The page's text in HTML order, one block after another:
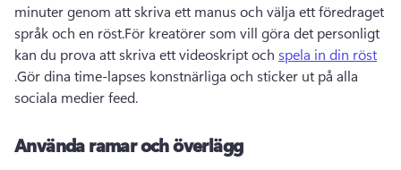
minuter genom att skriva ett manus och välja ett föredraget
språk och en röst.För kreatörer som vill göra det personligt
kan du prova att skriva ett videoskript och spela in din röst
.Gör dina time-lapses konstnärliga och sticker ut på alla
sociala medier feed.
Använda ramar och överlägg